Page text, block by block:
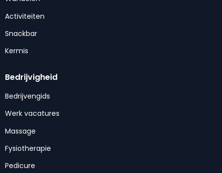
Activiteiten
Snackbar
Kermis
Bedrijvigheid
Bedrijvengids
Werk vacatures
Massage
Fysiotherapie
Pedicure